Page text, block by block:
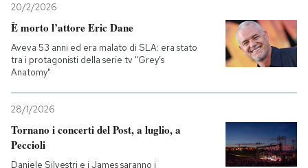
20/2/2026
È morto l’attore Eric Dane
Aveva 53 anni ed era malato di SLA: era stato
tra i protagonisti della serie tv "Grey's
Anatomy"
28/1/2026
Tornano i concerti del Post, a luglio, a
Peccioli
Daniele Silvestri e i James saranno i